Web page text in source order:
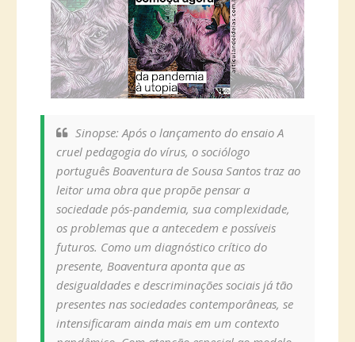
Sinopse: Após o lançamento do ensaio A
cruel pedagogia do vírus, o sociólogo
português Boaventura de Sousa Santos traz ao
leitor uma obra que propõe pensar a
sociedade pós-pandemia, sua complexidade,
os problemas que a antecedem e possíveis
futuros. Como um diagnóstico crítico do
presente, Boaventura aponta que as
desigualdades e descriminações sociais já tão
presentes nas sociedades contemporâneas, se
intensificaram ainda mais em um contexto